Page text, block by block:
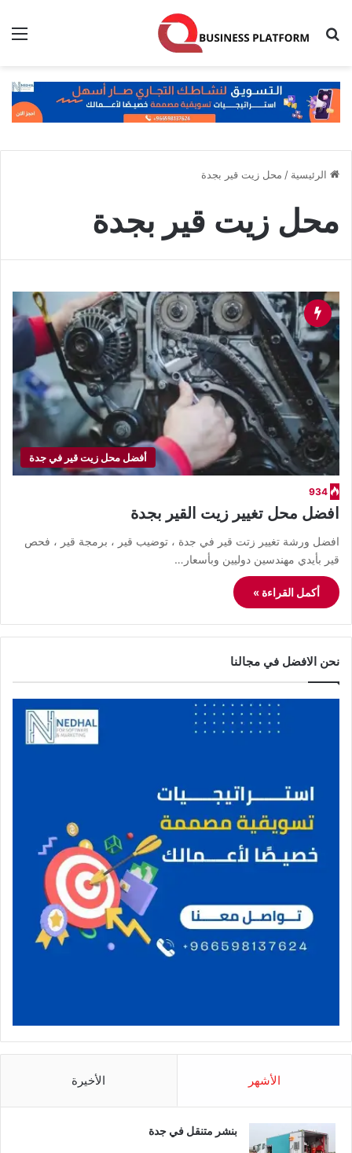
بحث عن
الرئيسية / محل زيت قير بجدة
محل زيت قير بجدة
أفضل محل زيت قير في جدة
934
افضل محل تغيير زيت القير بجدة
افضل ورشة تغيير زتت قير في جدة ، توضيب قير ، برمجة قير ، فحص
قير بأيدي مهندسين دوليين وبأسعار…
أكمل القراءة »
نحن الافضل في مجالنا
الأشهر الأخيرة
بنشر متنقل في جدة